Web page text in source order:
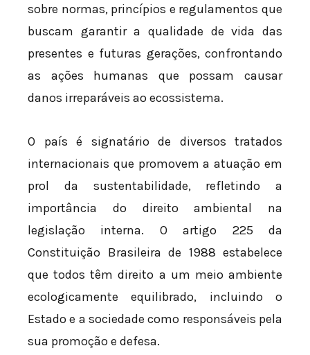
sobre normas, princípios e regulamentos que
buscam garantir a qualidade de vida das
presentes e futuras gerações, confrontando
as ações humanas que possam causar
danos irreparáveis ao ecossistema.
O país é signatário de diversos tratados
internacionais que promovem a atuação em
prol da sustentabilidade, refletindo a
importância do direito ambiental na
legislação interna. O artigo 225 da
Constituição Brasileira de 1988 estabelece
que todos têm direito a um meio ambiente
ecologicamente equilibrado, incluindo o
Estado e a sociedade como responsáveis pela
sua promoção e defesa.